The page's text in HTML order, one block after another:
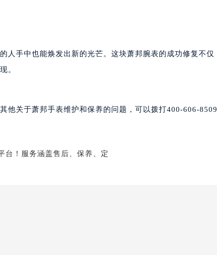
中心（需提前预约）
需提前预约）
需提前预约）
（需提前预约）
心（需提前预约）
人手中也能焕发出新的光芒。这块萧邦腕表的成功修复不仅
。
他关于萧邦手表维护和保养的问题，可以拨打400-606-8509